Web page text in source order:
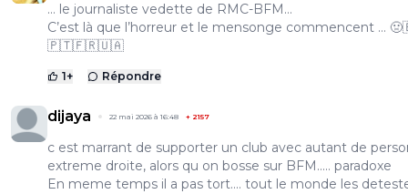
… le journaliste vedette de RMC-BFM…
C’est là que l’horreur et le mensonge commencent …
🇵🇹🇫🇷🇺🇦
1+ Répondre
dijaya 22 mai 2026 à 16:48 + 2157
c est marrant de supporter un club avec autant de
extreme droite, alors qu on bosse sur BFM..... paradoxe
En meme temps il a pas tort.... tout le monde les